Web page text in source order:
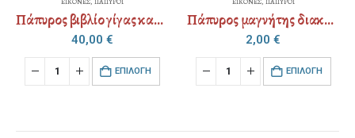
Πάπυρος βιβλίο γίγας καλό φωτοστέφανο επάργυρο αμετάβλητο (επιλογή Αγίου)
40,00 €
EΠΙΛΟΓΉ
Πάπυρος μαγνήτης διακοσμημένος επάργυρο αμετάβλητο (επιλογή Αγίου)
2,00 €
EΠΙΛΟΓΉ